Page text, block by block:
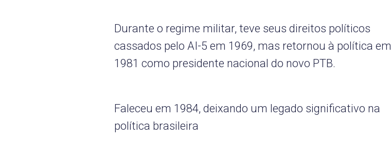
Durante o regime militar, teve seus direitos políticos
cassados pelo AI-5 em 1969, mas retornou à política em
1981 como presidente nacional do novo PTB.
Faleceu em 1984, deixando um legado significativo na
política brasileira